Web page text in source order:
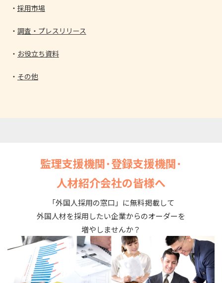
採用市場
調査・プレスリリース
お役立ち資料
その他
監理支援機関･登録支援機関･
人材紹介会社の皆様へ
「外国人採用の窓口」に無料掲載して
外国人材を採用したい企業からのオーダーを
増やしませんか？